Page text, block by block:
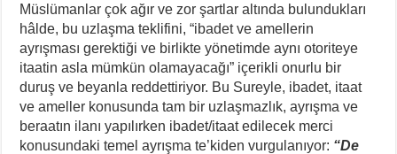
Müslümanlar çok ağır ve zor şartlar altında bulundukları
hâlde, bu uzlaşma teklifini, “ibadet ve amellerin
ayrışması gerektiği ve birlikte yönetimde aynı otoriteye
itaatin asla mümkün olamayacağı” içerikli onurlu bir
duruş ve beyanla reddettiriyor. Bu Sureyle, ibadet, itaat
ve ameller konusunda tam bir uzlaşmazlık, ayrışma ve
beraatın ilanı yapılırken ibadet/itaat edilecek merci
konusundaki temel ayrışma te’kiden vurgulanıyor: “De